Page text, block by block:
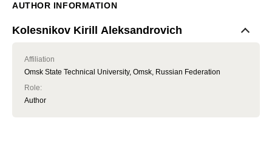
AUTHOR INFORMATION
Kolesnikov Kirill Aleksandrovich
Affiliation
Omsk State Technical University, Omsk, Russian Federation
Role:
Author